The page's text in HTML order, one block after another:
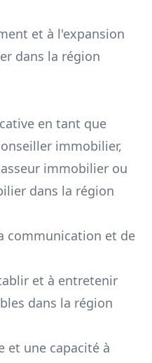
et à l'expansion
dans la région
en tant que
immobilier,
immobilier ou
dans la région
communication et de
et à entretenir
dans la région
et une capacité à